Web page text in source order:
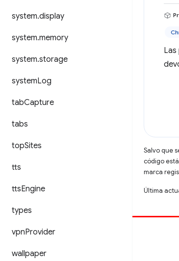
system.display
system.memory
system.storage
systemLog
tabCapture
tabs
topSites
tts
ttsEngine
types
vpnProvider
wallpaper
Salvo que
código
marca
Última
Contribuir
Informar un error